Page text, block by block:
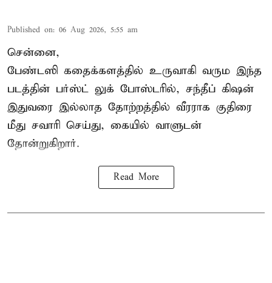
Published on: 06 Aug 2026, 5:55 am
சென்னை,
பேண்டஸி கதைக்களத்தில் உருவாகி வரும இந்த
படத்தின் பர்ஸ்ட் லுக் போஸ்டரில், சந்தீப் கிஷன்
இதுவரை இல்லாத தோற்றத்தில் வீரராக குதிரை
மீது சவாரி செய்து, கையில் வாளுடன்
தோன்றுகிறார்.
Read More